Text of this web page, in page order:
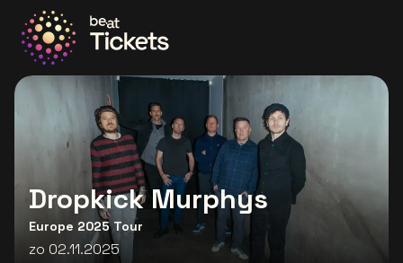
Ga naar de homepage
Dropkick Murphys
Europe 2025 Tour
zo 02.11.2025